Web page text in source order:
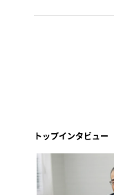
トップインタビュー